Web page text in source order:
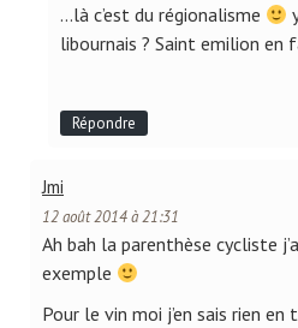
…là c’est du régionalisme
libournais ? Saint emilion en
Répondre
Jmi
12 août 2014 à 21:31
Ah bah la parenthèse cycliste
exemple
Pour le vin moi j’en sais rien